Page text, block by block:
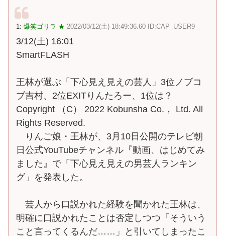
1: 爆笑ゴリラ ★ 2022/03/12(土) 18:49:36.60 ID:CAP_USER9
3/12(土) 16:01
SmartFLASH
王林が選ぶ「下心見え見えの芸人」3位ノブコ
ブ吉村、2位EXITりんたろー、1位は？
Copyright （C） 2022 Kobunsha Co.， Ltd. All
Rights Reserved.
りんご娘・王林が、3月10日公開のテレビ朝
日公式YouTubeチャンネル『動画、はじめてみ
ました』で「下心見え見えの男芸人ランキン
グ」を発表した。
芸人から口説かれた経験を聞かれた王林は、
明確に口説かれたことは否定しつつ「そういう
こと言ってくるんだ……」と引いてしまったこ